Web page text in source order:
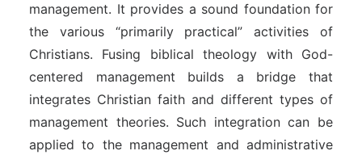
management. It provides a sound foundation for
the various “primarily practical” activities of
Christians. Fusing biblical theology with God-
centered management builds a bridge that
integrates Christian faith and different types of
management theories. Such integration can be
applied to the management and administrative